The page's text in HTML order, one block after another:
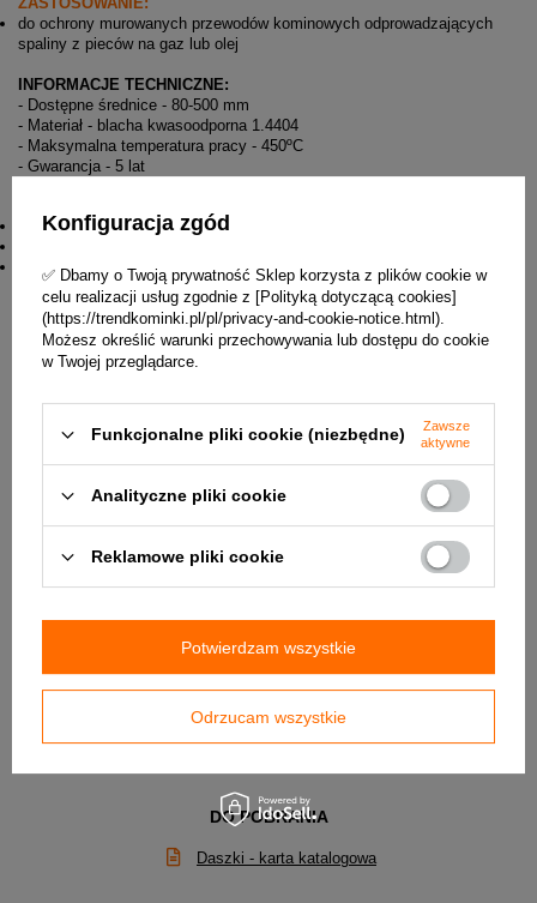
do ochrony murowanych przewodów kominowych odprowadzających
spaliny z pieców na gaz lub olej
INFORMACJE TECHNICZNE:
- Dostępne średnice - 80-500 mm
- Materiał - blacha kwasoodporna 1.4404
- Maksymalna temperatura pracy - 450ºC
- Gwarancja - 5 lat
D - 290 mm
H - 225 mm
DO POBRANIA
Daszki - karta katalogowa
Konfiguracja zgód
✅ Dbamy o Twoją prywatność Sklep korzysta z plików cookie w
celu realizacji usług zgodnie z [Polityką dotyczącą cookies]
(https://trendkominki.pl/pl/privacy-and-cookie-notice.html).
Możesz określić warunki przechowywania lub dostępu do cookie
w Twojej przeglądarce.
Funkcjonalne pliki cookie (niezbędne)
Zawsze
aktywne
Analityczne pliki cookie
Reklamowe pliki cookie
Odrzucam wszystkie
Potwierdzam wszystkie